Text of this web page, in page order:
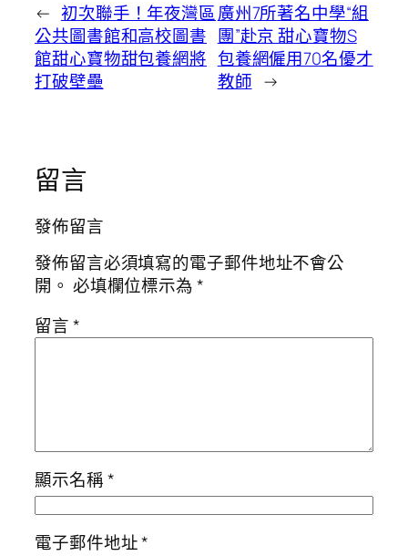
← 初次聯手！年夜灣區
公共圖書館和高校圖書
館甜心寶物甜包養網將
打破壁壘
廣州7所著名中學“組
團”赴京 甜心寶物S
包養網僱用70名優才
教師 →
留言
發佈留言
發佈留言必須填寫的電子郵件地址不會公
開。 必填欄位標示為*
留言*
顯示名稱*
電子郵件地址*